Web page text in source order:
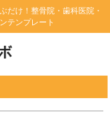
だけ！整骨院・歯科医院・
テンプレート